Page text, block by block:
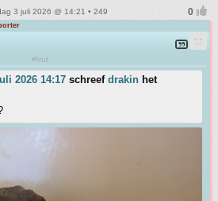
3 juli 2026 @ 14:21 • 249
#trut
2026 14:17 schreef drakin het